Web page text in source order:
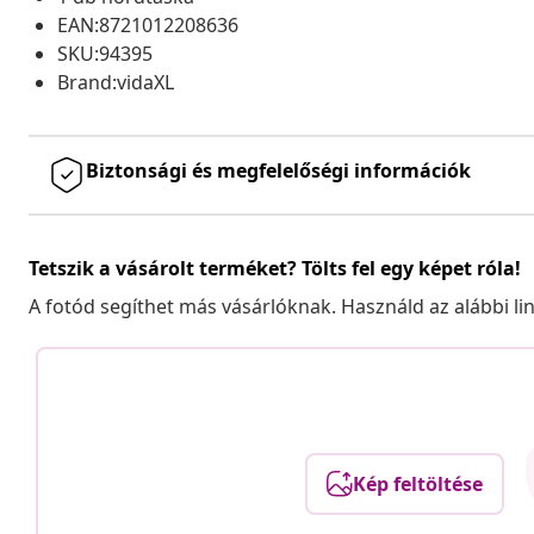
EAN:8721012208636
SKU:94395
Brand:vidaXL
Biztonsági és megfelelőségi információk
Tetszik a vásárolt terméket? Tölts fel egy képet róla!
A fotód segíthet más vásárlóknak. Használd az alábbi
Kép feltöltése